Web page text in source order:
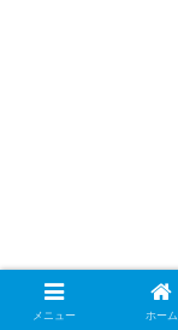
メニュー ホーム